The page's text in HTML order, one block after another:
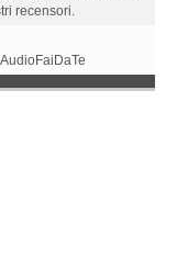
recensori.